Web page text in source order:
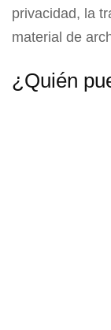
privacidad, la
material de
¿Quién